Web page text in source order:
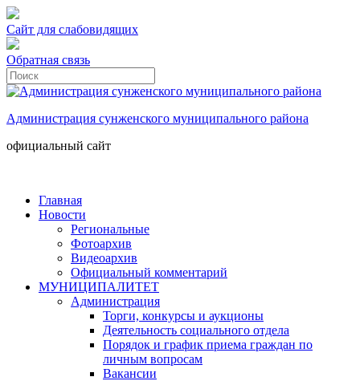
Сайт для слабовидящих
Обратная связь
Администрация сунженского муниципального района
официальный сайт
Главная
Новости
Региональные
Фотоархив
Видеоархив
Официальный комментарий
МУНИЦИПАЛИТЕТ
Администрация
Торги, конкурсы и аукционы
Деятельность социального отдела
Порядок и график приема граждан по
личным вопросам
Вакансии